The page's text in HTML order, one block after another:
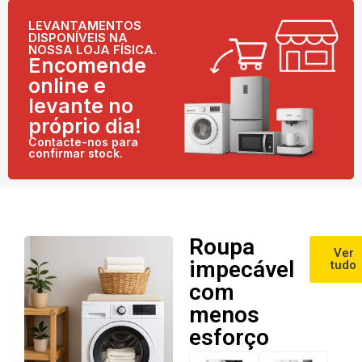
LEVANTAMENTOS
DISPONÍVEIS NA
NOSSA LOJA FÍSICA.
Encomende
online e
levante no
próprio dia!
Contacte-nos para
confirmar stock.
Roupa
impecável
com
menos
esforço
Ver
tudo